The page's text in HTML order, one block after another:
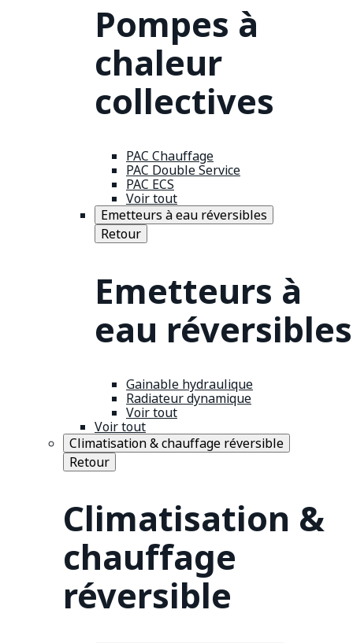
Pompes à
chaleur
collectives
PAC Chauffage
PAC Double Service
PAC ECS
Voir tout
Emetteurs à eau réversibles
Retour
Emetteurs à
eau réversibles
Gainable hydraulique
Radiateur dynamique
Voir tout
Voir tout
Climatisation & chauffage réversible
Retour
Climatisation &
chauffage
réversible